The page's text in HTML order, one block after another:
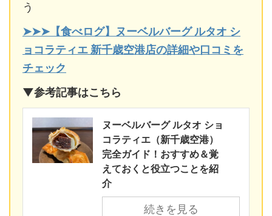
う
➤➤➤【食べログ】ヌーベルバーグ ルタオ シ
ョコラティエ 新千歳空港店の詳細や口コミを
チェック
▼参考記事はこちら
ヌーベルバーグ ルタオ ショ
コラティエ（新千歳空港）
完全ガイド！おすすめ＆覚
えておくと役立つことを紹
介
続きを見る